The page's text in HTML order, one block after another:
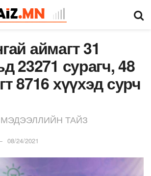
аймагт 31
23271 сурагч, 48
8716 хүүхэд сурч
ТАЙЗ
08/24/2021